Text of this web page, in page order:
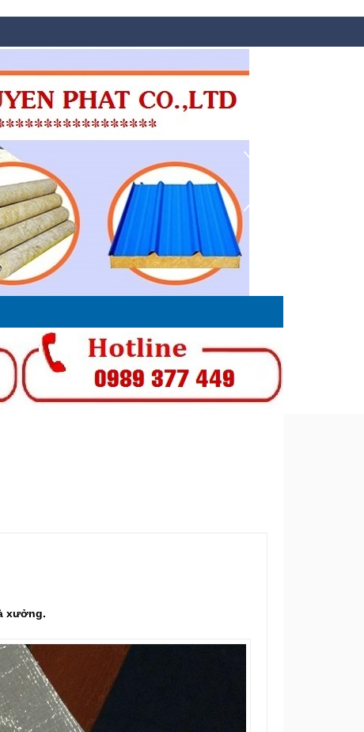
xưởng.